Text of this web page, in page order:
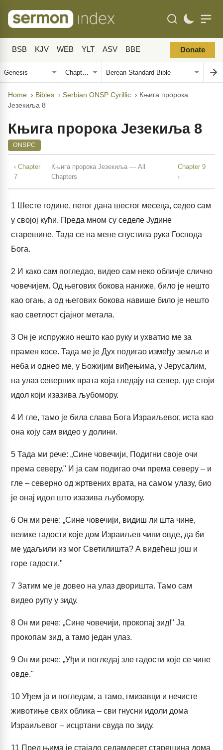
BSB KJV WEB YLT ASV BBE Donate
Home › Bibles › Serbian ONSP Cyrillic › Књига пророка
Језекиља 8
Књига пророка Језекиља 8
ONSPC
‹ Chapter
7
Књига пророка Језекиља — All
Chapters
Chapter 9
›
1 Шесте године, петог дана шестог месеца, седео сам
у својој кући. Преда мном су седеле Јудине
старешине. Тада се на мене спустила рука Господа
Бога.
2 И како сам погледао, видео сам неко обличје слично
човечијем. Од његових бокова наниже, било је нешто
као огањ, а од његових бокова навише било је нешто
као светлост сјајног метала.
3 Он је испружио нешто као руку и ухватио ме за
прамен косе. Тада ме је Дух подигао између земље и
неба и однео ме, у Божијим виђењима, у Јерусалим,
на улаз северних врата која гледају на север, где стоји
идол који изазива љубомору.
4 И гле, тамо је била слава Бога Израиљевог, иста као
она коју сам видео у долини.
5 Тада ми рече: „Сине човечији, Подигни своје очи
према северу." И ја сам подигао очи према северу – и
гле – северно од жртвених врата, на самом улазу, био
је онај идол што изазива љубомору.
6 Он ми рече: „Сине човечији, видиш ли шта чине,
велике гадости које дом Израиљев чини овде, да би
ме удаљили из мог Светилишта? А видећеш још и
горе гадости."
7 Затим ме је довео на улаз дворишта. Тамо сам
видео рупу у зиду.
8 Он ми рече: „Сине човечији, прокопај зид!" Ја
прокопам зид, а тамо један улаз.
9 Он ми рече: „Уђи и погледај зле гадости које се чине
овде."
10 Уђем ја и погледам, а тамо, гмизавци и нечисте
животиње свих облика – сви гнусни идоли дома
Израиљевог – исцртани свуда по зиду.
11 Пред њима је стајало седамдесет старешина дома